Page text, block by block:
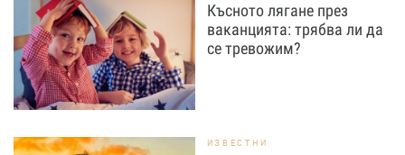
Късното лягане през
ваканцията: трябва ли да
се тревожим?
ИЗВЕСТНИ